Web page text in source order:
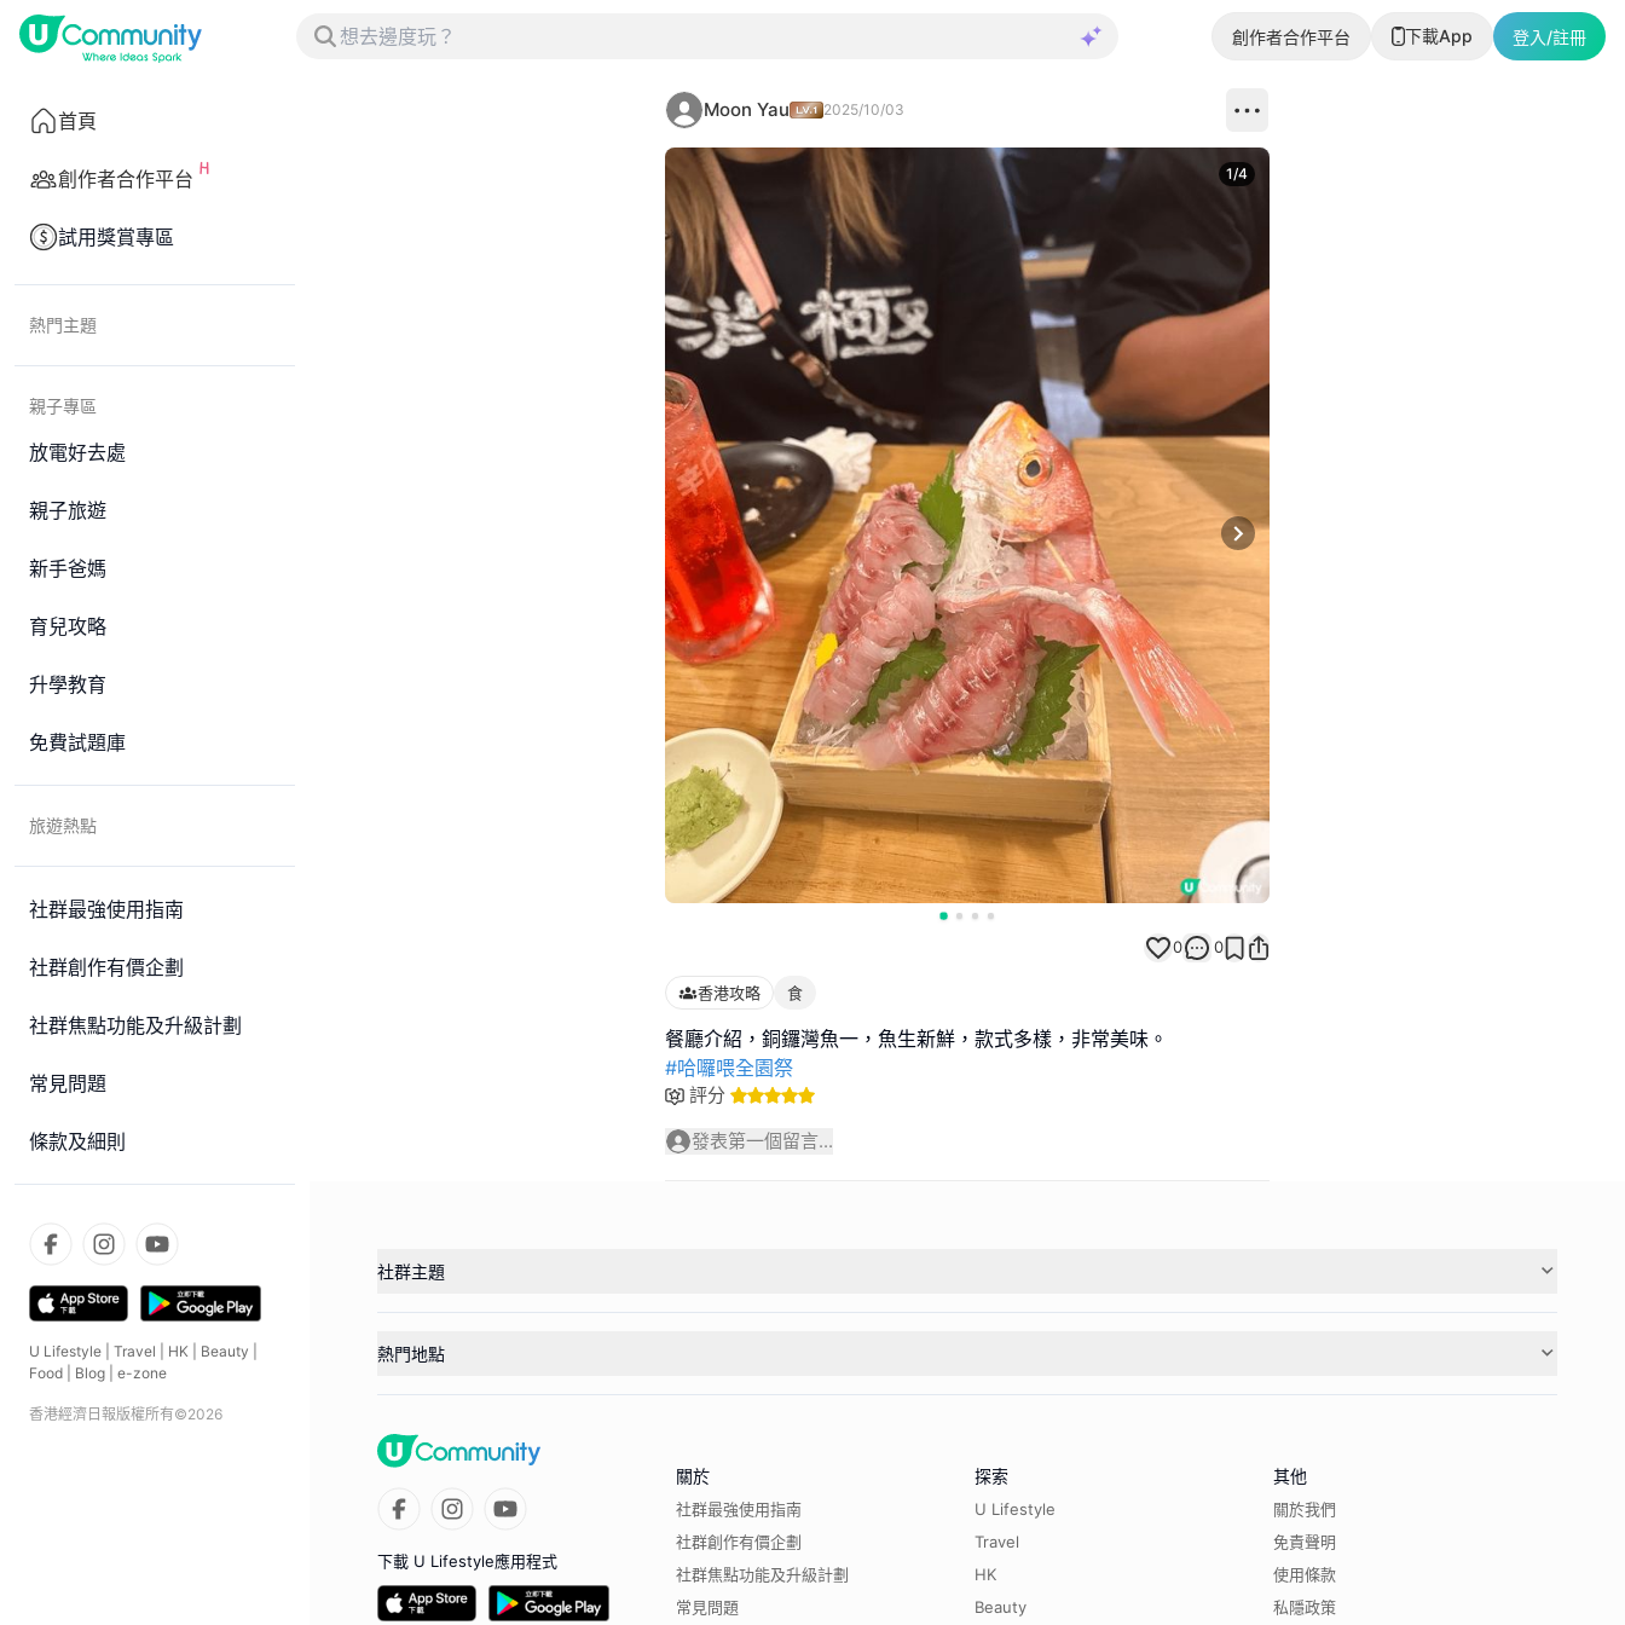
創作者合作平台 下載App 登入/註冊
首頁
創作者合作平台
試用獎賞專區
熱門主題
親子專區
放電好去處
親子旅遊
新手爸媽
育兒攻略
升學教育
免費試題庫
旅遊熱點
社群最強使用指南
社群創作有價企劃
社群焦點功能及升級計劃
常見問題
條款及細則
U Lifestyle Travel HK Beauty
Food
Blog e-zone
香港經濟日報版權所有©2026
Moon Yau 2025/10/03
Next slide
1/4
0 0
香港攻略 食
#哈囉喂全園祭
評分
發表第一個留言...
社群主題
熱門地點
下載 U Lifestyle應用程式
關於
社群最強使用指南
社群創作有價企劃
社群焦點功能及升級計劃
常見問題
探索
U Lifestyle
Travel
HK
Beauty
其他
關於我們
免責聲明
使用條款
私隱政策